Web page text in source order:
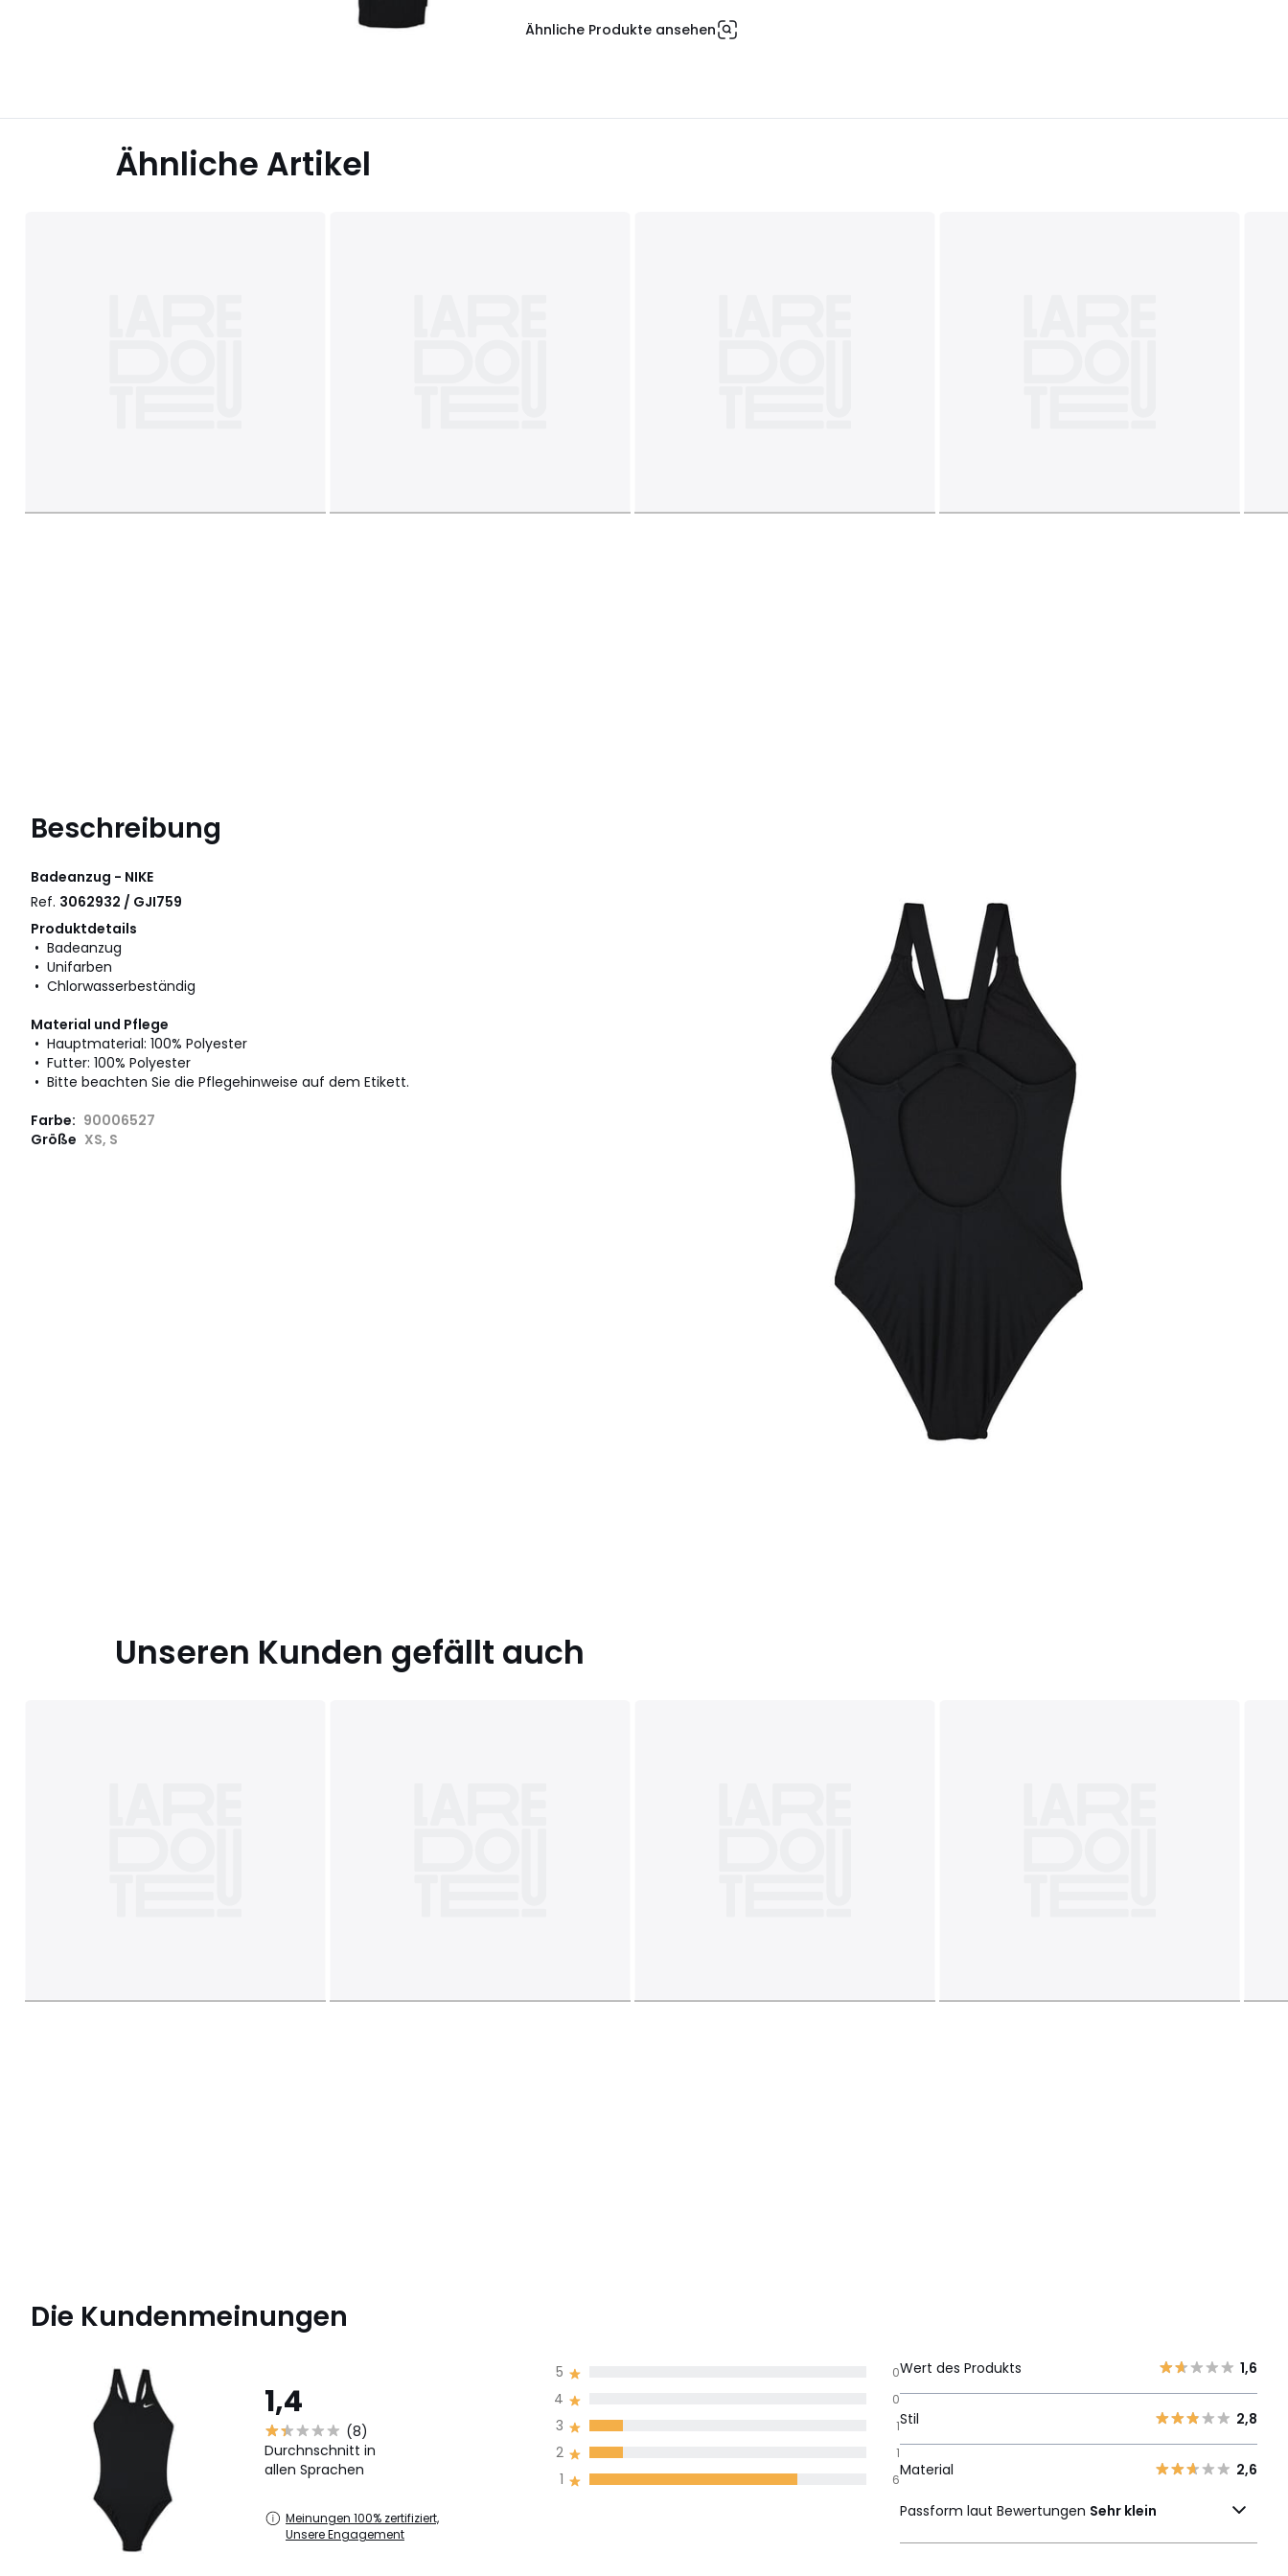
Ähnliche Produkte ansehen
Ähnliche Artikel
Beschreibung
Badeanzug - NIKE
Ref. 3062932 / GJI759
Produktdetails
• Badeanzug
• Unifarben
• Chlorwasserbeständig
Material und Pflege
• Hauptmaterial: 100% Polyester
• Futter: 100% Polyester
• Bitte beachten Sie die Pflegehinweise auf dem Etikett.
Farbe: 90006527
Größe XS, S
Unseren Kunden gefällt auch
Die Kundenmeinungen
1,4
(8)
Durchnschnitt in
allen Sprachen
Meinungen 100% zertifiziert,
Unsere Engagement
1 6
2 1
3 1
4 0
5 0Wert des Produkts 1,6
Stil 2,8
Material 2,6
Passform laut Bewertungen Sehr klein